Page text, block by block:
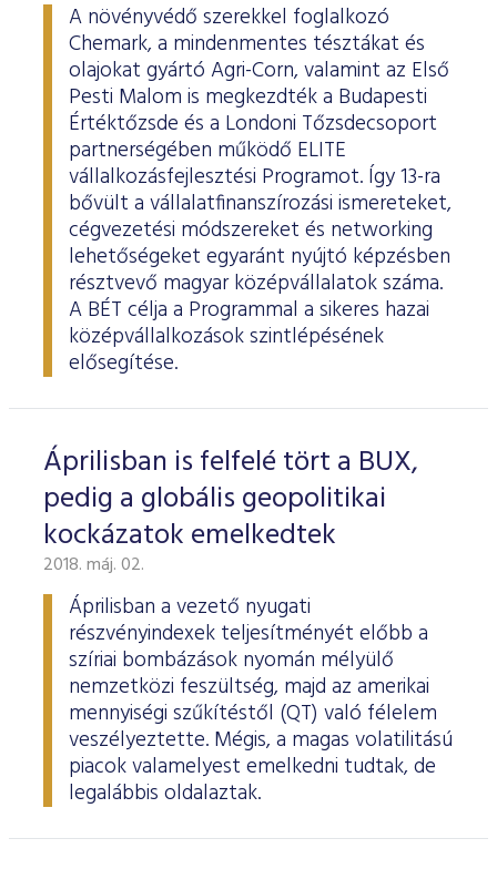
A növényvédő szerekkel foglalkozó
Chemark, a mindenmentes tésztákat és
olajokat gyártó Agri-Corn, valamint az Első
Pesti Malom is megkezdték a Budapesti
Értéktőzsde és a Londoni Tőzsdecsoport
partnerségében működő ELITE
vállalkozásfejlesztési Programot. Így 13-ra
bővült a vállalatfinanszírozási ismereteket,
cégvezetési módszereket és networking
lehetőségeket egyaránt nyújtó képzésben
résztvevő magyar középvállalatok száma.
A BÉT célja a Programmal a sikeres hazai
középvállalkozások szintlépésének
elősegítése.
Áprilisban is felfelé tört a BUX,
pedig a globális geopolitikai
kockázatok emelkedtek
2018. máj. 02.
Áprilisban a vezető nyugati
részvényindexek teljesítményét előbb a
szíriai bombázások nyomán mélyülő
nemzetközi feszültség, majd az amerikai
mennyiségi szűkítéstől (QT) való félelem
veszélyeztette. Mégis, a magas volatilitású
piacok valamelyest emelkedni tudtak, de
legalábbis oldalaztak.